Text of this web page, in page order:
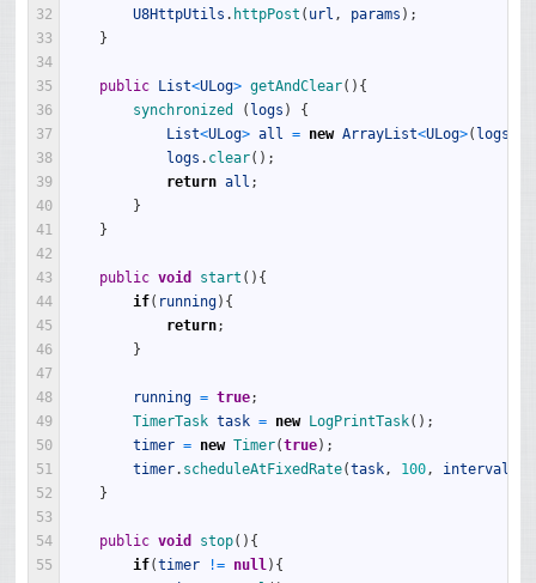
32
33
34
35
36
37
38
39
40
41
42
43
44
45
46
47
48
49
50
51
52
53
54
55
U8HttpUtils . httpPost ( url , params ) ;
}
public List<ULog> getAndClear( ) {
synchronized
( logs )
{
List<ULog> all = new ArrayList<ULog>( logs
logs . clear( ) ;
return all ;
}
}
public void start ( ) {
if( running) {
return;
}
running = true;
TimerTask task = new LogPrintTask( ) ;
timer = new Timer(true) ;
timer. scheduleAtFixedRate(task, 100, interval
}
public void stop( ) {
if(timer != null) {